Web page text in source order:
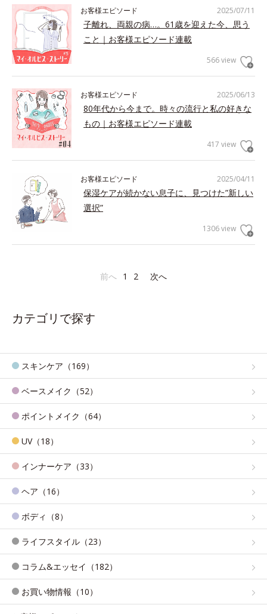
2025/07/11
お客様エピソード
子離れ、両親の病…。61歳を迎えた今、思う
こと｜お客様エピソード連載
566 view
2025/06/13
お客様エピソード
80年代から今まで。時々の流行と私の好きな
もの｜お客様エピソード連載
417 view
2025/04/11
お客様エピソード
保湿ケアが続かない息子に、見つけた”新しい
選択”
1306 view
前へ 1 2 次へ
カテゴリで探す
スキンケア（169）
ベースメイク（52）
ポイントメイク（64）
UV（18）
インナーケア（33）
ヘア（16）
ボディ（8）
ライフスタイル（23）
コラム&エッセイ（182）
お買い物情報（10）